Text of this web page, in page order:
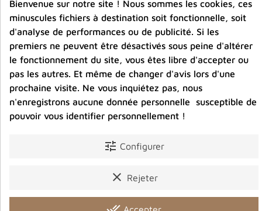
favorite_border
Encensoir tibétain bouddhiste Pagode en cuivre
Prix
38,00 €
shopping_cart  favorite_border
Bienvenue sur notre site ! Nous sommes les cookies, ces
minuscules fichiers à destination soit fonctionnelle, soit
d'analyse de performances ou de publicité. Si les
premiers ne peuvent être désactivés sous peine d'altérer
le fonctionnement du site, vous êtes libre d'accepter ou
pas les autres. Et même de changer d'avis lors d'une
prochaine visite. Ne vous inquiétez pas, nous
n'enregistrons aucune donnée personnelle susceptible de
pouvoir vous identifier personnellement !
tune Configurer
clear Rejeter